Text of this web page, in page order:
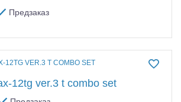
Предзаказ
12tg ver.3 t combo set